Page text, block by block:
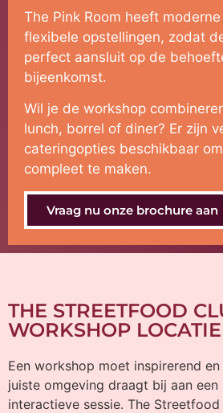
The Pink Room heeft
flexibele opstellingen, zodat
perfect aansluit op de
bijeenkomst.
Wil je de workshop
lunch, borrel of diner? Er zijn
cateringopties beschikbaar
compleet te maken.
Vraag nu onze brochure aan
THE STREETFOOD
WORKSHOP LOCATIE
Een workshop moet inspirerend
juiste omgeving draagt bij aan
interactieve sessie. The